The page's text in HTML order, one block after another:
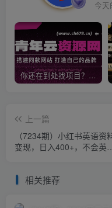
今天
你还在到处找项目？还在当韭菜？我靠卖项目一个月收入5万+，曾经我也是个失败者。
上一篇
（7234期）小红书英语资
变现，日入400+，不会英
相关推荐